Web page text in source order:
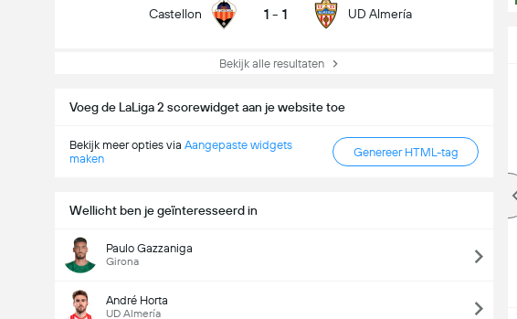
Castellon 1 - 1 UD Almería
Bekijk alle resultaten
Voeg de LaLiga 2 scorewidget aan je website toe
Bekijk meer opties via Aangepaste widgets
maken
Genereer HTML-tag
Wellicht ben je geïnteresseerd in
Paulo Gazzaniga
Girona
André Horta
UD Almería